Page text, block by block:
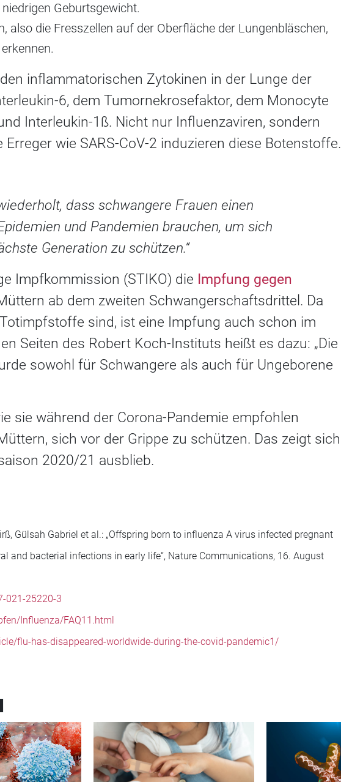
Geburtsgewicht.
also die Fresszellen auf der Oberfläche der Lungenbläschen,
inflammatorischen Zytokinen in der Lunge der
6, dem Tumornekrosefaktor, dem Monocyte
Interleukin-1ß. Nicht nur Influenzaviren, sondern
wie SARS-CoV-2 induzieren diese Botenstoffe.
dass schwangere Frauen einen
und Pandemien brauchen, um sich
Generation zu schützen.“
Impfkommission (STIKO) die Impfung gegen
ab dem zweiten Schwangerschaftsdrittel. Da
sind, ist eine Impfung auch schon im
Seiten des Robert Koch-Instituts heißt es dazu: „Die
sowohl für Schwangere als auch für Ungeborene
sie während der Corona-Pandemie empfohlen
sich vor der Grippe zu schützen. Das zeigt sich
2020/21 ausblieb.
Gülsah Gabriel et al.: „Offspring born to influenza A virus infected pregnant
and bacterial infections in early life“, Nature Communications, 16. August
021-25220-3
Influenza/FAQ11.html
flu-has-disappeared-worldwide-during-the-covid-pandemic1/